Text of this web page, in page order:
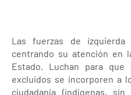
Las fuerzas de
centrando su atención en
Estado. Luchan para
excluidos se incorporen a
ciudadanía (indígenas,